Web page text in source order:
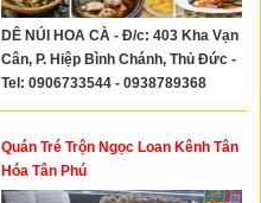
DÊ NÚI HOA CÀ - Đ/c: 403 Kha Vạn
Cân, P. Hiệp Bình Chánh, Thủ Đức -
Tel: 0906733544 - 0938789368
Quán Tré Trộn Ngọc Loan Kênh Tân
Hóa Tân Phú